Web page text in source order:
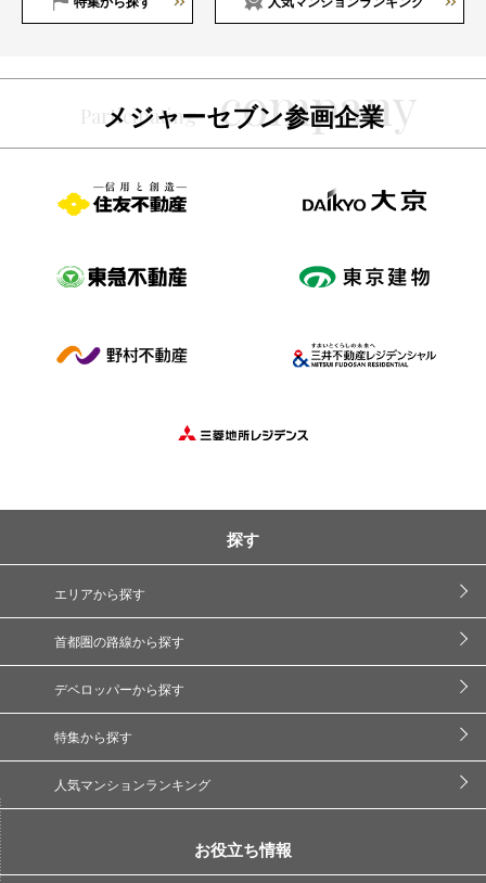
メジャーセブン参画企業
探す
エリアから探す
首都圏の路線から探す
デベロッパーから探す
特集から探す
人気マンションランキング
お役立ち情報